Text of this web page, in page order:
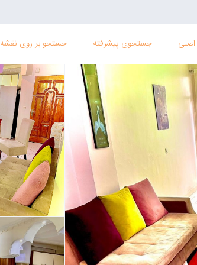
جستجوی پیشرفته جستجو بر روی نقشه